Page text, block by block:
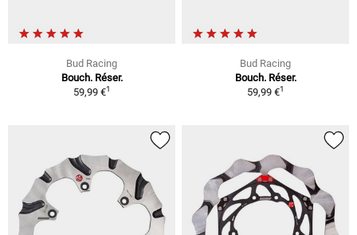
Bud Racing
Bouch. Réser.
59,99 €1
Bud Racing
Bouch. Réser.
59,99 €1